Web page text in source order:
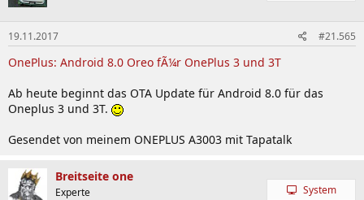
19.11.2017 #21.565
OnePlus: Android 8.0 Oreo fÃ¼r OnePlus 3 und 3T
Ab heute beginnt das OTA Update für Android 8.0 für das
Oneplus 3 und 3T.
Gesendet von meinem ONEPLUS A3003 mit Tapatalk
Breitseite one
Experte System